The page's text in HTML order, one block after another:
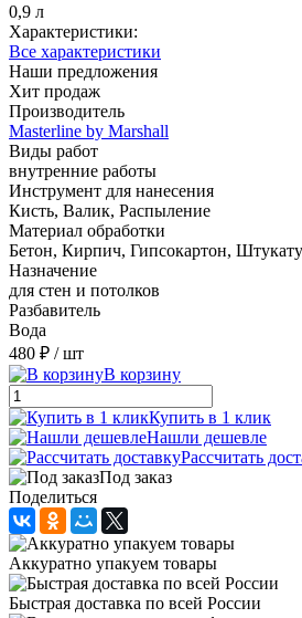
0,9 л
Характеристики:
Все характеристики
Наши предложения
Хит продаж
Производитель
Masterline by Marshall
Виды работ
внутренние работы
Инструмент для нанесения
Кисть, Валик, Распыление
Материал обработки
Бетон, Кирпич, Гипсокартон,
Назначение
для стен и потолков
Разбавитель
Вода
480 ₽ / шт
В корзину
Купить в 1 клик
Нашли дешевле
Рассчитать
Под заказ
Поделиться
Аккуратно упакуем товары
Быстрая доставка по всей России